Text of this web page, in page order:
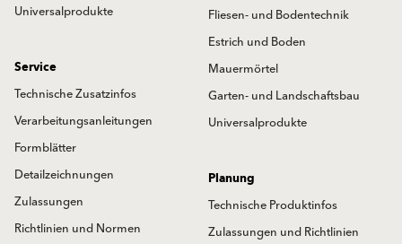
Universalprodukte
Fliesen- und Bodentechnik
Estrich und Boden
Mauermörtel
Garten- und Landschaftsbau
Universalprodukte
Service
Technische Zusatzinfos
Verarbeitungsanleitungen
Formblätter
Detailzeichnungen
Zulassungen
Richtlinien und Normen
Planung
Technische Produktinfos
Zulassungen und Richtlinien